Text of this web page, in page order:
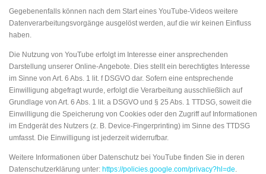
Gegebenenfalls können nach dem Start eines YouTube-Videos weitere
Datenverarbeitungsvorgänge ausgelöst werden, auf die wir keinen Einfluss
haben.
Die Nutzung von YouTube erfolgt im Interesse einer ansprechenden
Darstellung unserer Online-Angebote. Dies stellt ein berechtigtes Interesse
im Sinne von Art. 6 Abs. 1 lit. f DSGVO dar. Sofern eine entsprechende
Einwilligung abgefragt wurde, erfolgt die Verarbeitung ausschließlich auf
Grundlage von Art. 6 Abs. 1 lit. a DSGVO und § 25 Abs. 1 TTDSG, soweit die
Einwilligung die Speicherung von Cookies oder den Zugriff auf Informationen
im Endgerät des Nutzers (z. B. Device-Fingerprinting) im Sinne des TTDSG
umfasst. Die Einwilligung ist jederzeit widerrufbar.
Weitere Informationen über Datenschutz bei YouTube finden Sie in deren
Datenschutzerklärung unter: https://policies.google.com/privacy?hl=de